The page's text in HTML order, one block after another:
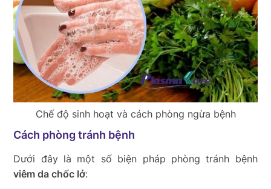
Chế độ sinh hoạt và cách phòng ngừa bệnh
Cách phòng tránh bệnh
Dưới đây là một số biện pháp phòng tránh bệnh
viêm da chốc lở: